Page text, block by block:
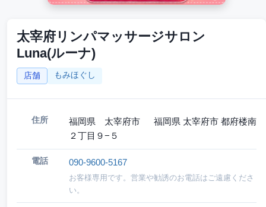
太宰府リンパマッサージサロン
Luna(ルーナ)
店舗 もみほぐし
住所
福岡県 太宰府市 福岡県 太宰府市 都府楼南
２丁目９−５
電話 090-9600-5167
お客様専用です。営業や勧誘のお電話はご遠慮くださ
い。